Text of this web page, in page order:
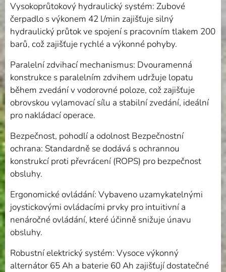
Vysokoprůtokový hydraulický systém: Zubové
čerpadlo s výkonem 42 l/min zajišťuje silný
hydraulický průtok ve spojení s pracovním tlakem 200
barů, což zajišťuje rychlé a výkonné pohyby.
Paralelní zdvihací mechanismus: Dvouramenná
konstrukce s paralelním zdvihem udržuje lopatu
během zvedání v vodorovné poloze, což zajišťuje
obrovskou vylamovací sílu a stabilní zvedání, ideální
pro nakládací operace.
Bezpečnost, pohodlí a odolnost Bezpečnostní
ochrana: Standardně se dodává s ochrannou
konstrukcí proti převrácení (ROPS) pro bezpečnost
obsluhy.
Ergonomické ovládání: Vybaveno uzamykatelnými
joystickovými ovládacími prvky pro intuitivní a
nenáročné ovládání, které účinně snižuje únavu
obsluhy.
Robustní elektrický systém: Vysoce výkonný
alternátor 65 Ah a baterie 60 Ah zajišťují dostatečné